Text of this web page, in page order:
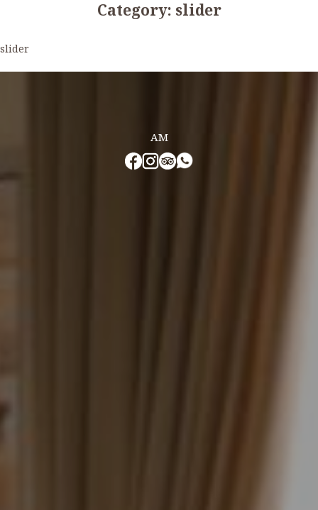
Category: slider
slider